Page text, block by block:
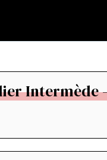
Intermède